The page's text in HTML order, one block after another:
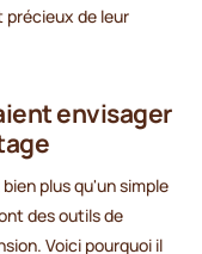
précieux de leur
envisager
plus qu'un simple
des outils de
Voici pourquoi il